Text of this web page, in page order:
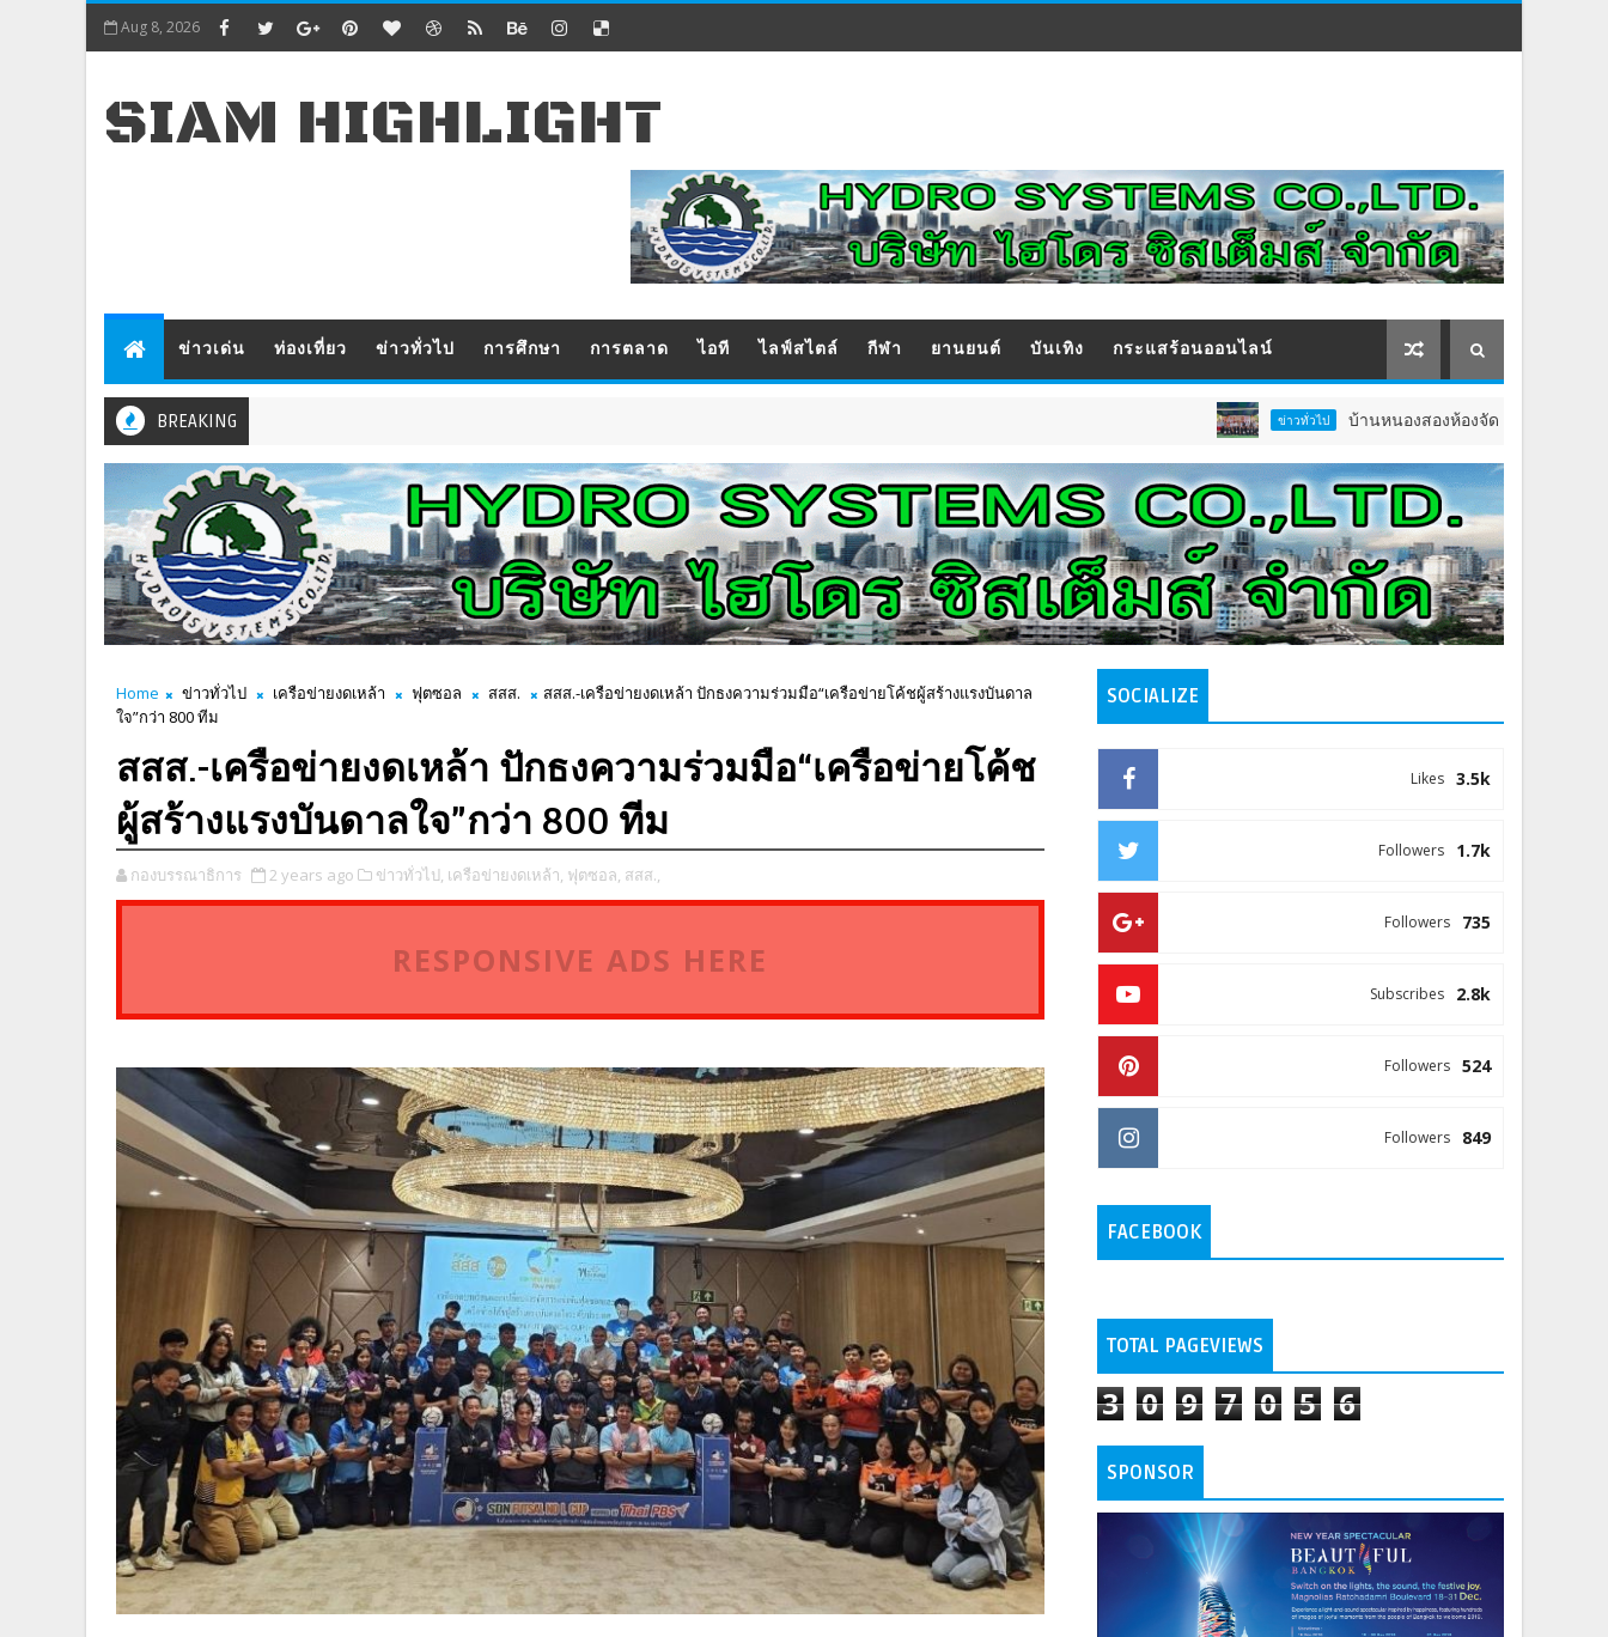
Aug 8, 2026
SIAM HIGHLIGHT
ข่าวเด่น ท่องเที่ยว ข่าวทั่วไป การศึกษา การตลาด ไอที ไลฟ์สไตล์ กีฬา ยานยนต์ บันเทิง กระแสร้อนออนไลน์
BREAKING ข่าวทั่วไป บ้านหนองสองห้องจัดใหญ่ “แห่เทียนพรรษา–ผ้าป่
Home ข่าวทั่วไป เครือข่ายงดเหล้า ฟุตซอล สสส.
สสส.-เครือข่ายงดเหล้า ปักธงความร่วมมือ“เครือข่ายโค้ชผู้สร้างแรงบันดาล
ใจ”กว่า 800 ทีม
สสส.-เครือข่ายงดเหล้า ปักธงความร่วมมือ“เครือข่ายโค้ช
ผู้สร้างแรงบันดาลใจ”กว่า 800 ทีม
กองบรรณาธิการ 2 years ago ข่าวทั่วไป, เครือข่ายงดเหล้า, ฟุตซอล, สสส.,
RESPONSIVE ADS HERE
SOCIALIZE
3.5k
Likes
1.7k
Followers
735
Followers
2.8k
Subscribes
524
Followers
849
Followers
FACEBOOK
TOTAL PAGEVIEWS
3 0 9 7 0 5 6
SPONSOR